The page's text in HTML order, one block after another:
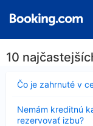
10
Čo je zahrnuté v
Nezobrazuje
sa
Nemám kreditnú
rezervovať izbu?
sa